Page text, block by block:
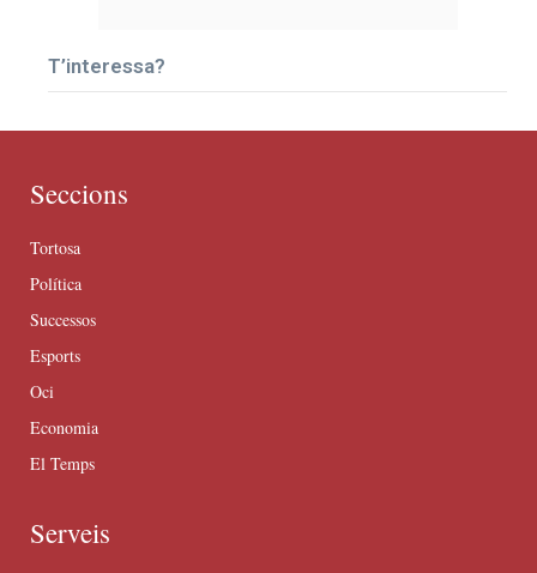
T’interessa?
Seccions
Tortosa
Política
Successos
Esports
Oci
Economia
El Temps
Serveis